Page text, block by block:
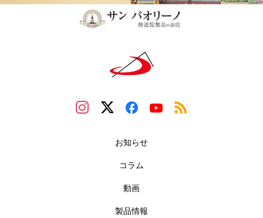
お知らせ
コラム
動画
製品情報